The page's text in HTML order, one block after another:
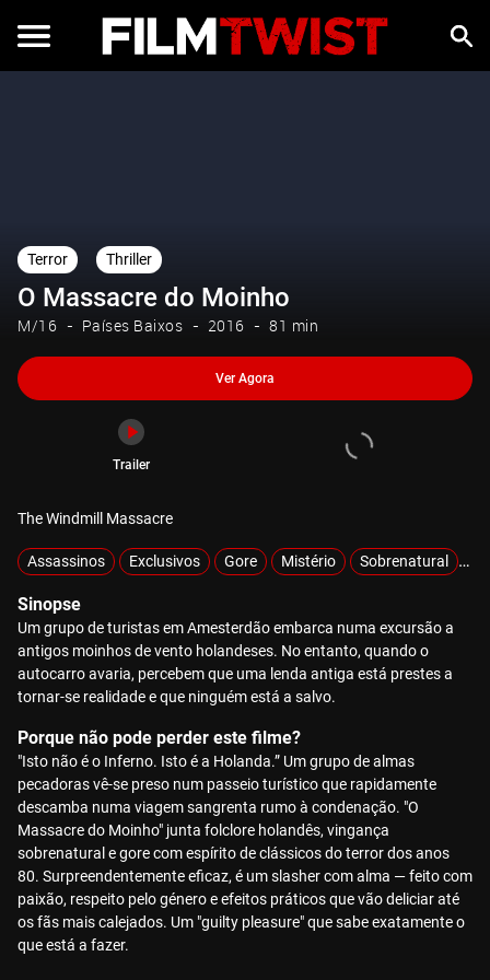
Terror Thriller
O Massacre do Moinho
M/16 Países Baixos 2016 81 min
Ver Agora
Trailer
The Windmill Massacre
Assassinos Exclusivos Gore Mistério Sobrenatural
Sinopse
Um grupo de turistas em Amesterdão embarca numa excursão a
antigos moinhos de vento holandeses. No entanto, quando o
autocarro avaria, percebem que uma lenda antiga está prestes a
tornar-se realidade e que ninguém está a salvo.
Porque não pode perder este filme?
"Isto não é o Inferno. Isto é a Holanda.” Um grupo de almas
pecadoras vê-se preso num passeio turístico que rapidamente
descamba numa viagem sangrenta rumo à condenação. "O
Massacre do Moinho" junta folclore holandês, vingança
sobrenatural e gore com espírito de clássicos do terror dos anos
80. Surpreendentemente eficaz, é um slasher com alma — feito com
paixão, respeito pelo género e efeitos práticos que vão deliciar até
os fãs mais calejados. Um "guilty pleasure" que sabe exatamente o
que está a fazer.